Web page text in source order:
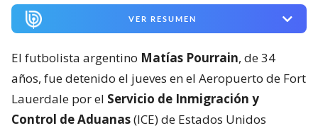
VER RESUMEN
El futbolista argentino Matías Pourrain, de 34
años, fue detenido el jueves en el Aeropuerto de Fort
Lauerdale por el Servicio de Inmigración y
Control de Aduanas(ICE) de Estados Unidos